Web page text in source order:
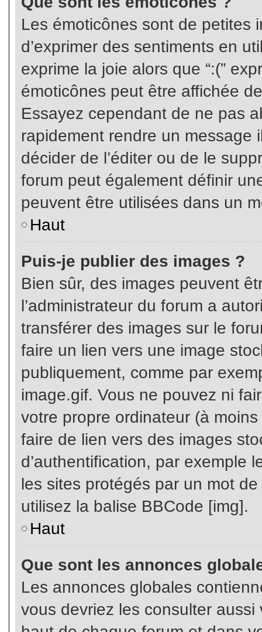
Les émoticônes sont de petites
d’exprimer des sentiments en
exprime la joie alors que “:(”
émoticônes peut être affichée
Essayez cependant de ne pas
rapidement rendre un message
décider de l’éditer ou de le
forum peut également définir
peuvent être utilisées dans un
Haut
Puis-je publier des images ?
Bien sûr, des images peuvent
l’administrateur du forum a
transférer des images sur le
faire un lien vers une image
publiquement, comme par
image.gif. Vous ne pouvez ni
votre propre ordinateur (à
faire de lien vers des images
d’authentification, par exemple
les sites protégés par un mot
utilisez la balise BBCode [img].
Haut
Que sont les annonces
Les annonces globales
vous devriez les consulter